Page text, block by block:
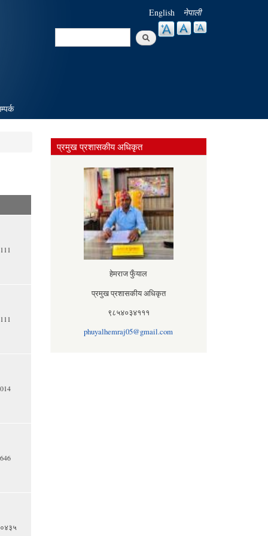
English नेपाली
Search
प्रमुख प्रशासकीय अधिकृत
हेमराज फुँयाल
प्रमुख प्रशासकीय अधिकृत
९८५४०३४१११
phuyalhemraj05@gmail.com